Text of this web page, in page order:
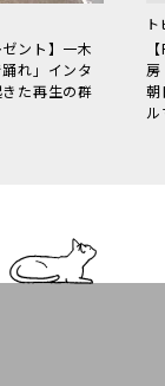
ント】一木
れ」インタ
た再生の群
朝